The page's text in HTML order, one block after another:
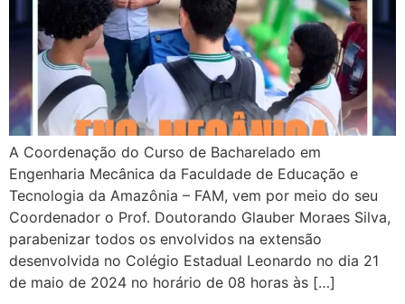
A Coordenação do Curso de Bacharelado em
Engenharia Mecânica da Faculdade de Educação e
Tecnologia da Amazônia – FAM, vem por meio do seu
Coordenador o Prof. Doutorando Glauber Moraes Silva,
parabenizar todos os envolvidos na extensão
desenvolvida no Colégio Estadual Leonardo no dia 21
de maio de 2024 no horário de 08 horas às […]